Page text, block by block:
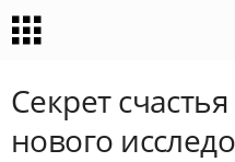
Секрет
нового